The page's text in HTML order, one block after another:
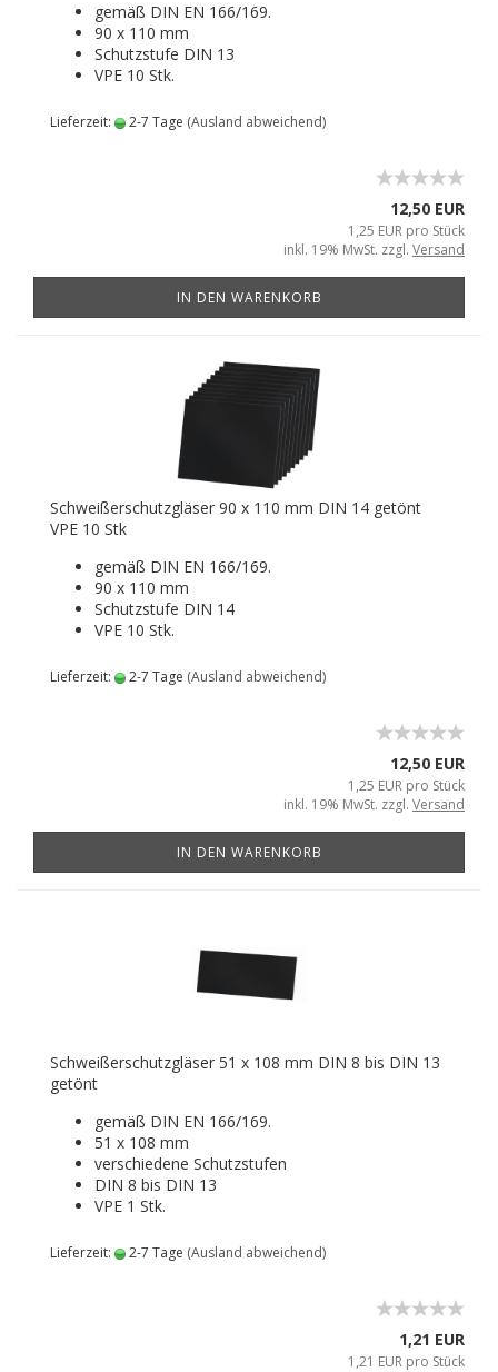
gemäß DIN EN 166/169.
90 x 110 mm
Schutzstufe DIN 13
VPE 10 Stk.
Lieferzeit: 2-7 Tage (Ausland abweichend)
12,50 EUR
1,25 EUR pro Stück
inkl. 19% MwSt. zzgl. Versand
IN DEN WARENKORB
Schweißerschutzgläser 90 x 110 mm DIN 14 getönt
VPE 10 Stk
gemäß DIN EN 166/169.
90 x 110 mm
Schutzstufe DIN 14
VPE 10 Stk.
Lieferzeit: 2-7 Tage (Ausland abweichend)
12,50 EUR
1,25 EUR pro Stück
inkl. 19% MwSt. zzgl. Versand
IN DEN WARENKORB
Schweißerschutzgläser 51 x 108 mm DIN 8 bis DIN 13
getönt
gemäß DIN EN 166/169.
51 x 108 mm
verschiedene Schutzstufen
DIN 8 bis DIN 13
VPE 1 Stk.
Lieferzeit: 2-7 Tage (Ausland abweichend)
1,21 EUR
1,21 EUR pro Stück